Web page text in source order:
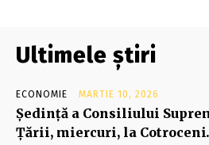
Ultimele știri
ECONOMIE MARTIE 10, 2026
Şedinţă a Consiliului
Ţării, miercuri, la